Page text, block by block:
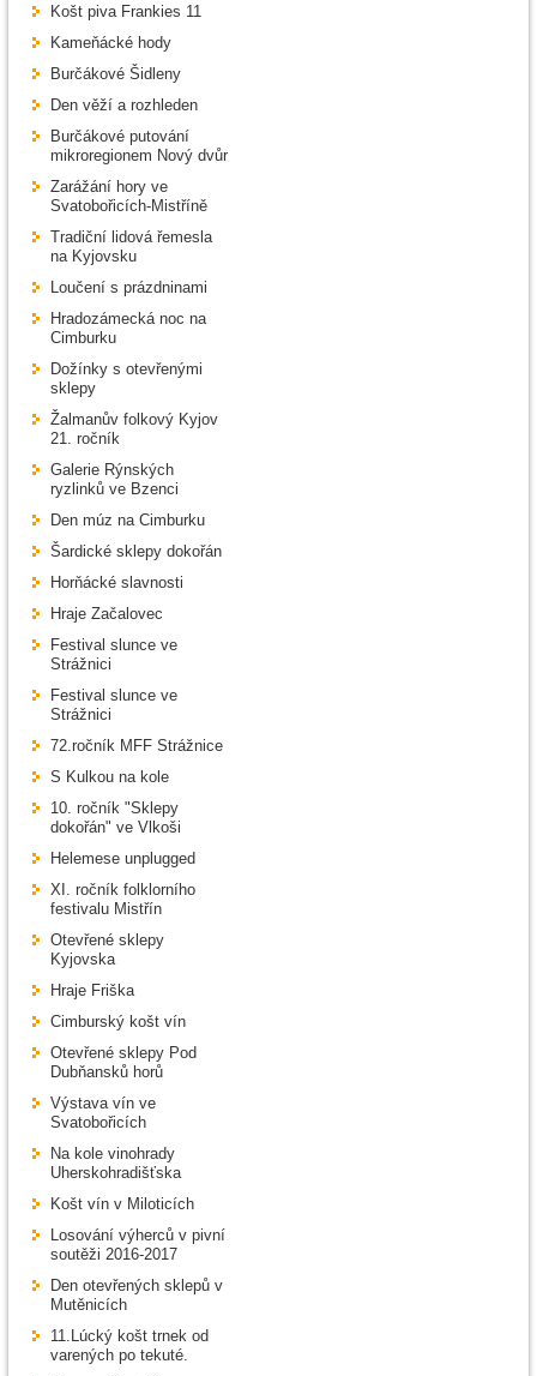
Košt piva Frankies 11
Kameňácké hody
Burčákové Šidleny
Den věží a rozhleden
Burčákové putování
mikroregionem Nový dvůr
Zarážání hory ve
Svatobořicích-Mistříně
Tradiční lidová řemesla
na Kyjovsku
Loučení s prázdninami
Hradozámecká noc na
Cimburku
Dožínky s otevřenými
sklepy
Žalmanův folkový Kyjov
21. ročník
Galerie Rýnských
ryzlinků ve Bzenci
Den múz na Cimburku
Šardické sklepy dokořán
Horňácké slavnosti
Hraje Začalovec
Festival slunce ve
Strážnici
Festival slunce ve
Strážnici
72.ročník MFF Strážnice
S Kulkou na kole
10. ročník "Sklepy
dokořán" ve Vlkoši
Helemese unplugged
XI. ročník folklorního
festivalu Mistřín
Otevřené sklepy
Kyjovska
Hraje Friška
Cimburský košt vín
Otevřené sklepy Pod
Dubňansků horů
Výstava vín ve
Svatobořicích
Na kole vinohrady
Uherskohradišťska
Košt vín v Miloticích
Losování výherců v pivní
soutěži 2016-2017
Den otevřených sklepů v
Mutěnicích
11.Lúcký košt trnek od
varených po tekuté.